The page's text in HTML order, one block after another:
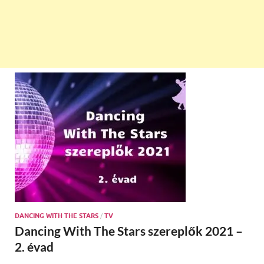
DANCING WITH THE STARS / TV
Dancing With The Stars szereplők 2021 –
2. évad